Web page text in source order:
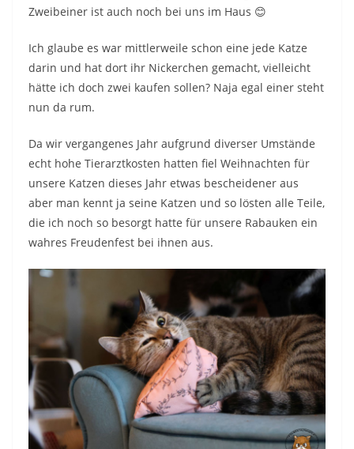
Zweibeiner ist auch noch bei uns im Haus 😊
Ich glaube es war mittlerweile schon eine jede Katze
darin und hat dort ihr Nickerchen gemacht, vielleicht
hätte ich doch zwei kaufen sollen? Naja egal einer steht
nun da rum.
Da wir vergangenes Jahr aufgrund diverser Umstände
echt hohe Tierarztkosten hatten fiel Weihnachten für
unsere Katzen dieses Jahr etwas bescheidener aus
aber man kennt ja seine Katzen und so lösten alle Teile,
die ich noch so besorgt hatte für unsere Rabauken ein
wahres Freudenfest bei ihnen aus.